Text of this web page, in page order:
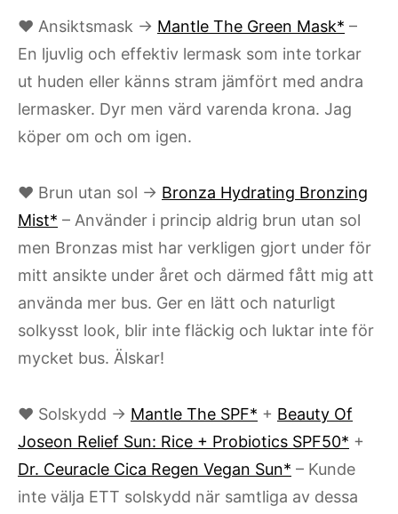
♥ Ansiktsmask → Mantle The Green Mask* –
En ljuvlig och effektiv lermask som inte torkar
ut huden eller känns stram jämfört med andra
lermasker. Dyr men värd varenda krona. Jag
köper om och om igen.
♥ Brun utan sol → Bronza Hydrating Bronzing
Mist* – Använder i princip aldrig brun utan sol
men Bronzas mist har verkligen gjort under för
mitt ansikte under året och därmed fått mig att
använda mer bus. Ger en lätt och naturligt
solkysst look, blir inte fläckig och luktar inte för
mycket bus. Älskar!
♥ Solskydd → Mantle The SPF* + Beauty Of
Joseon Relief Sun: Rice + Probiotics SPF50* +
Dr. Ceuracle Cica Regen Vegan Sun* – Kunde
inte välja ETT solskydd när samtliga av dessa